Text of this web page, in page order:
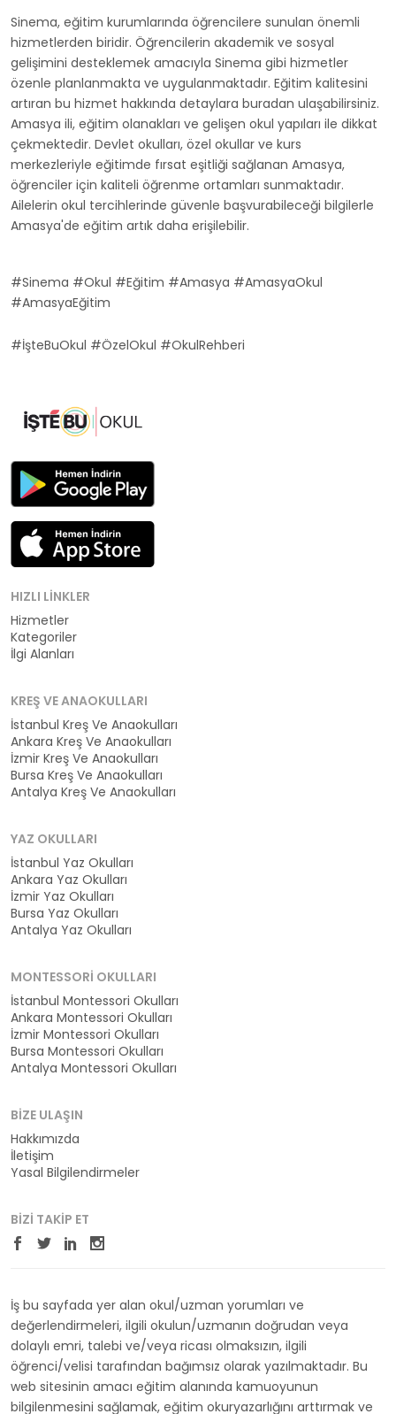
Sinema, eğitim kurumlarında öğrencilere sunulan önemli
hizmetlerden biridir. Öğrencilerin akademik ve sosyal
gelişimini desteklemek amacıyla Sinema gibi hizmetler
özenle planlanmakta ve uygulanmaktadır. Eğitim kalitesini
artıran bu hizmet hakkında detaylara buradan ulaşabilirsiniz.
Amasya ili, eğitim olanakları ve gelişen okul yapıları ile dikkat
çekmektedir. Devlet okulları, özel okullar ve kurs
merkezleriyle eğitimde fırsat eşitliği sağlanan Amasya,
öğrenciler için kaliteli öğrenme ortamları sunmaktadır.
Ailelerin okul tercihlerinde güvenle başvurabileceği bilgilerle
Amasya'de eğitim artık daha erişilebilir.
#Sinema #Okul #Eğitim #Amasya #AmasyaOkul
#AmasyaEğitim
#İşteBuOkul #ÖzelOkul #OkulRehberi
HIZLI LINKLER
Hizmetler
Kategoriler
İlgi Alanları
KREŞ VE ANAOKULLARI
İstanbul Kreş Ve Anaokulları
Ankara Kreş Ve Anaokulları
İzmir Kreş Ve Anaokulları
Bursa Kreş Ve Anaokulları
Antalya Kreş Ve Anaokulları
YAZ OKULLARI
İstanbul Yaz Okulları
Ankara Yaz Okulları
İzmir Yaz Okulları
Bursa Yaz Okulları
Antalya Yaz Okulları
MONTESSORI OKULLARI
İstanbul Montessori Okulları
Ankara Montessori Okulları
İzmir Montessori Okulları
Bursa Montessori Okulları
Antalya Montessori Okulları
BIZE ULAŞIN
Hakkımızda
İletişim
Yasal Bilgilendirmeler
BIZI TAKIP ET
İş bu sayfada yer alan okul/uzman yorumları ve
değerlendirmeleri, ilgili okulun/uzmanın doğrudan veya
dolaylı emri, talebi ve/veya ricası olmaksızın, ilgili
öğrenci/velisi tarafından bağımsız olarak yazılmaktadır. Bu
web sitesinin amacı eğitim alanında kamuoyunun
bilgilenmesini sağlamak, eğitim okuryazarlığını arttırmak ve